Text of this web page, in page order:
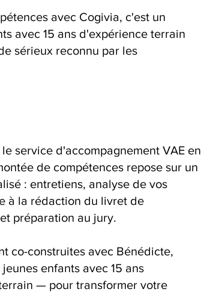
avec Cogivia, c'est un
avec 15 ans d'expérience terrain
sérieux reconnu par les
service d'accompagnement VAE en
de compétences repose sur un
: entretiens, analyse de vos
à la rédaction du livret de
préparation au jury.
co-construites avec Bénédicte,
enfants avec 15 ans
— pour transformer votre